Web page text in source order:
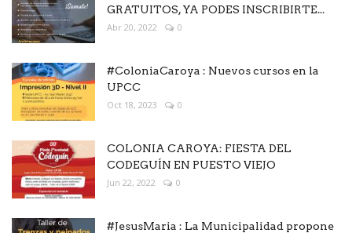
GRATUITOS, YA PODES INSCRIBIRTE...
Abr 20, 2022 0
#ColoniaCaroya : Nuevos cursos en la
UPCC
Oct 18, 2023 0
COLONIA CAROYA: FIESTA DEL
CODEGUÍN EN PUESTO VIEJO
Jun 22, 2022 0
#JesusMaria : La Municipalidad propone